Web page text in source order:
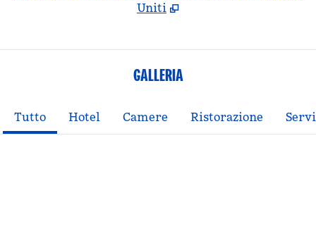
Uniti
GALLERIA
Tutto Hotel Camere Ristorazione